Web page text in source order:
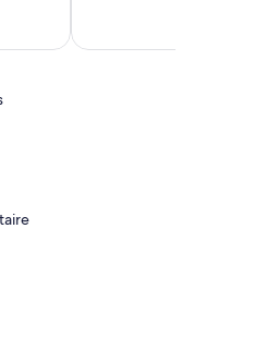
Excellent,